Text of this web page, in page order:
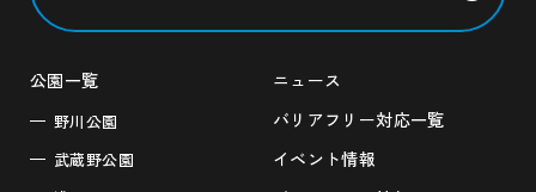
公園一覧
野川公園
武蔵野公園
ニュース
バリアフリー対応一覧
イベント情報